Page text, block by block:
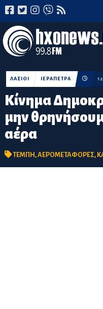
Κίνημα
μην
αέρα
ΛΑΣΙΘΙ ΙΕΡΑΠΕΤΡΑ
ΤΕΜΠΗ,ΑΕΡΟΜΕΤΑΦΟΡΕΣ,